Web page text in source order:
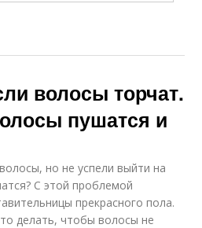
волосы торчат.
пушатся и
но не успели выйти на
С этой проблемой
прекрасного пола.
делать, чтобы волосы не